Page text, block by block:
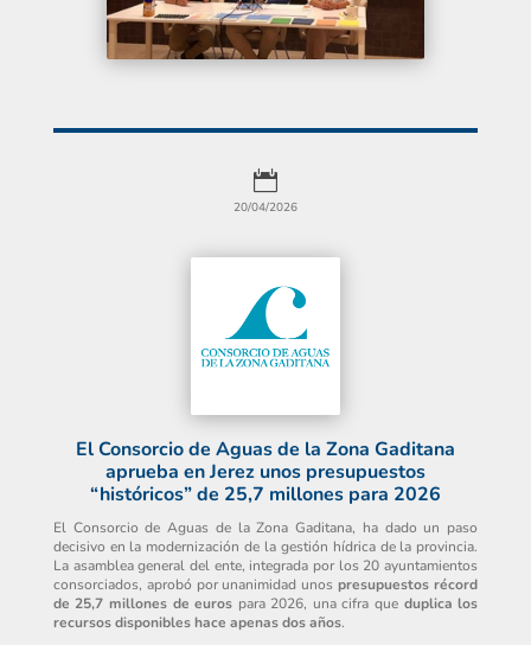

20/04/2026
El Consorcio de Aguas de la Zona Gaditana
aprueba en Jerez unos presupuestos
“históricos” de 25,7 millones para 2026
El Consorcio de Aguas de la Zona Gaditana, ha dado un paso
decisivo en la modernización de la gestión hídrica de la provincia.
La asamblea general del ente, integrada por los 20 ayuntamientos
consorciados, aprobó por unanimidad unospresupuestos récord
de 25,7 millones de euros para 2026, una cifra que duplica los
recursos disponibles hace apenas dos años.